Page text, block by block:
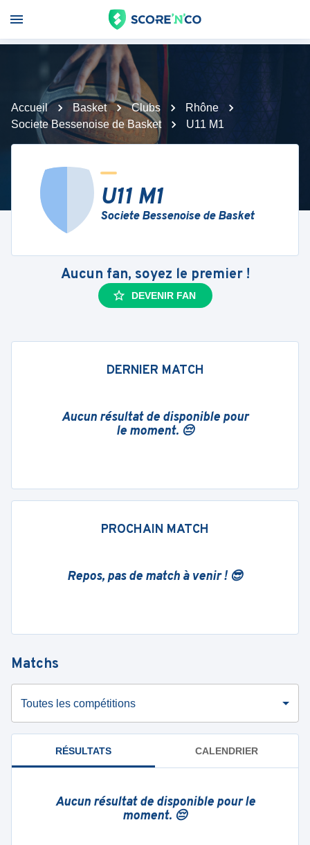
Accueil Basket Clubs
Rhône
Societe Bessenoise de Basket
U11 M1
U11 M1
Societe Bessenoise de Basket
Aucun fan, soyez le premier !
DEVENIR FAN
DERNIER MATCH
Aucun résultat de disponible pour
le moment. 😔
PROCHAIN MATCH
Repos, pas de match à venir ! 😎
Matchs
Toutes les compétitions
RÉSULTATS CALENDRIER
Aucun résultat de disponible pour le
moment. 😔